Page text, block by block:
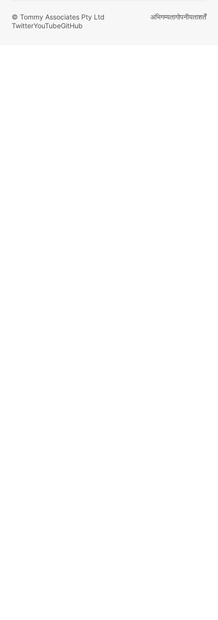
© Tommy Associates Pty Ltd अभिगम्यतागोपनीयताशर्तें
TwitterYouTubeGitHub